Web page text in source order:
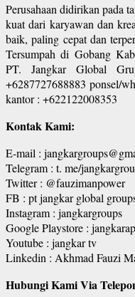
Perusahaan didirikan pada
kuat dari karyawan dan
baik, paling cepat dan
Tersumpah di Gobang
PT. Jangkar Global
+6287727688883 ponsel/
kantor : +622122008353
Kontak Kami:
E-mail :
Telegram : t. me/
Twitter : @fauzimanpower
FB : pt jangkar global
Instagram : jangkargroups
Google Playstore :
Youtube : jangkar tv
Linkedin : Akhmad Fauzi
Hubungi Kami Via